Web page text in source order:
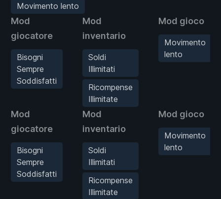
Movimento lento
Mod
giocatore
Bisogni
Sempre
Soddisfatti
Mod
inventario
Soldi
Illimitati
Ricompense
Illimitate
Mod gioco
Movimento
lento
Mod
giocatore
Bisogni
Sempre
Soddisfatti
Mod
inventario
Soldi
Illimitati
Ricompense
Illimitate
Mod gioco
Movimento
lento